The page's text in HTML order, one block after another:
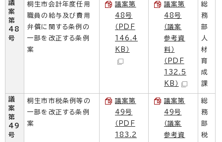
議
案
第
48
号
桐生市会計年度任用
職員の給与及び費用
弁償に関する条例の
一部を改正する条例
案
議案第
48号
（PDF
146.4
KB）
議案第
48号
（議案
参考資
料）
（PDF
132.5
KB）
総
務
部
人
材
育
成
課
議
案
第
49
号
桐生市市税条例等の
一部を改正する条例
案
議案第
49号
（PDF
183.2
議案第
49号
（議案
参考資
総
務
部
税